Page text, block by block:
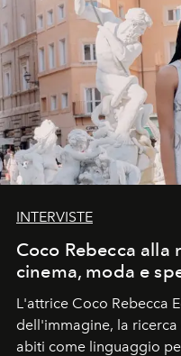
INTERVISTE
Coco Rebecca
cinema, moda e
L'attrice Coco Rebecca
dell'immagine, la
abiti come linguaggio